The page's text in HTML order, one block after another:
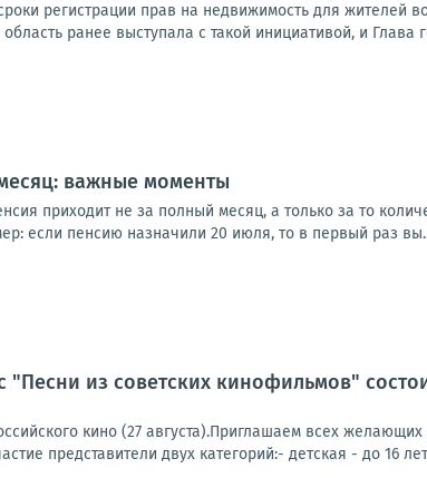
регистрации прав на недвижимость для жителей
ранее выступала с такой инициативой, и Глава
важные моменты
приходит не за полный месяц, а только за то
если пенсию назначили 20 июля, то в первый раз
из советских кинофильмов"
кино (27 августа).Приглашаем всех
представители двух категорий:- детская - до 16